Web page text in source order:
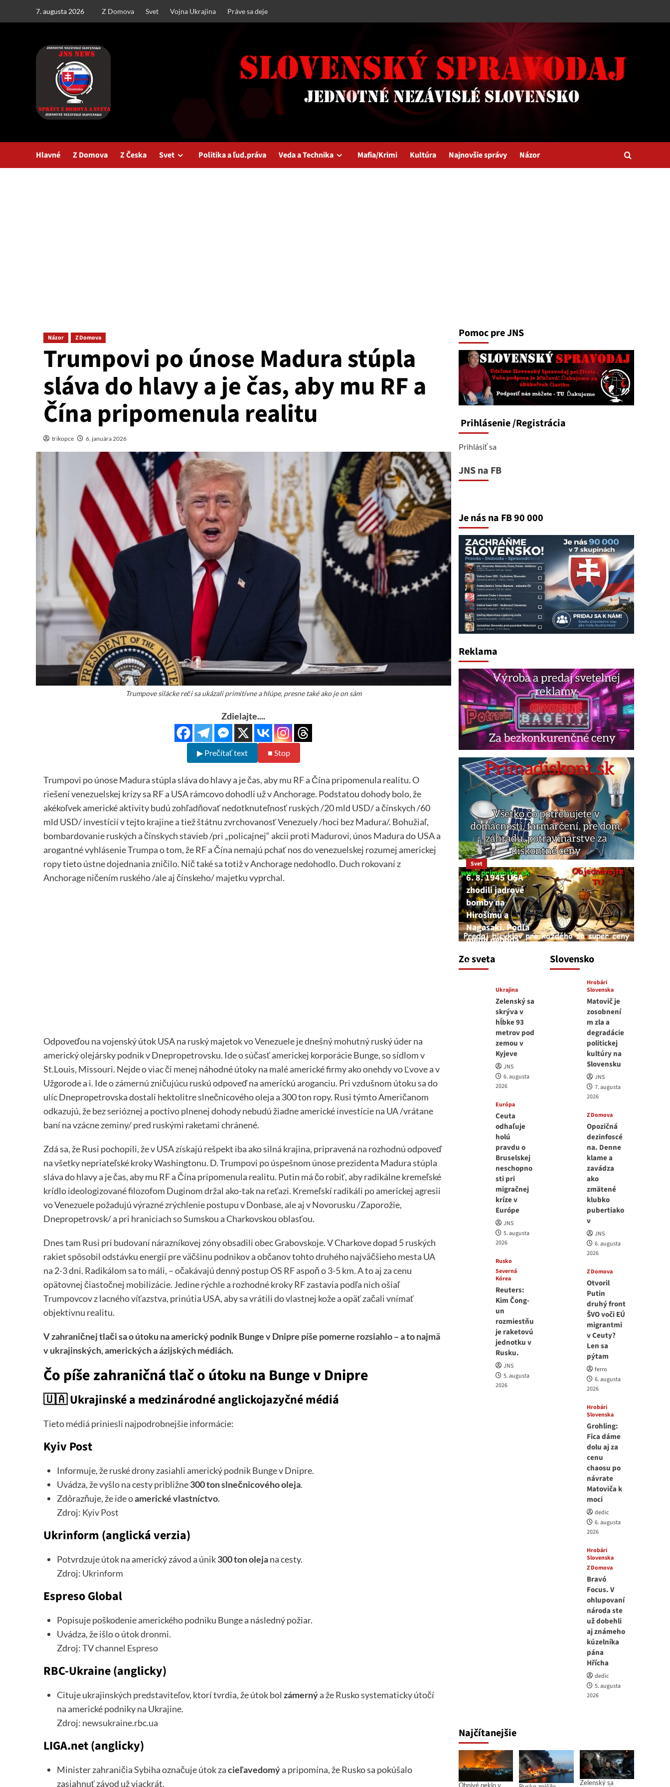
7. augusta 2026 Z Domova Svet Vojna Ukrajina Práve sa deje
Hlavné Z Domova Z Česka Svet Politika a ľud.práva Veda a Technika Mafia/Krimi Kultúra Najnovšie správy Názor
Názor Z Domova
Trumpovi po únose Madura stúpla
sláva do hlavy a je čas, aby mu RF a
Čína pripomenula realitu
trikopce 6. januára 2026
Trumpove silácke reči sa ukázali primitívne a hlúpe, presne také ako je on sám
Zdielajte....
▶ Prečítať text ■ Stop
Trumpovi po únose Madura stúpla sláva do hlavy a je čas, aby mu RF a Čína pripomenula realitu. O
riešení venezuelskej krízy sa RF a USA rámcovo dohodli už v Anchorage. Podstatou dohody bolo, že
akékoľvek americké aktivity budú zohľadňovať nedotknuteľnosť ruských /20 mld USD/ a čínskych /60
mld USD/ investícií v tejto krajine a tiež štátnu zvrchovanosť Venezuely /hoci bez Madura/. Bohužiaľ,
bombardovanie ruských a čínskych stavieb /pri „policajnej“ akcii proti Madurovi, únos Madura do USA a
arogantné vyhlásenie Trumpa o tom, že RF a Čína nemajú pchať nos do venezuelskej rozumej americkej
ropy tieto ústne dojednania zničilo. Nič také sa totiž v Anchorage nedohodlo. Duch rokovaní z
Anchorage ničením ruského /ale aj čínskeho/ majetku vyprchal.
Odpoveďou na vojenský útok USA na ruský majetok vo Venezuele je dnešný mohutný ruský úder na
americký olejársky podnik v Dnepropetrovsku. Ide o súčasť americkej korporácie Bunge, so sídlom v
St.Louis, Missouri. Nejde o viac či menej náhodné útoky na malé americké firmy ako onehdy vo Ľvove a v
Užgorode a i. Ide o zámernú zničujúcu ruskú odpoveď na americkú aroganciu. Pri vzdušnom útoku sa do
ulíc Dnepropetrovska dostali hektolitre slnečnicového oleja a 300 ton ropy. Rusi týmto Američanom
odkazujú, že bez serióznej a poctivo plnenej dohody nebudú žiadne americké investície na UA /vrátane
baní na vzácne zeminy/ pred ruskými raketami chránené.
Zdá sa, že Rusi pochopili, že v USA získajú rešpekt iba ako silná krajina, pripravená na rozhodnú odpoveď
na všetky nepriateľské kroky Washingtonu. D. Trumpovi po úspešnom únose prezidenta Madura stúpla
sláva do hlavy a je čas, aby mu RF a Čína pripomenula realitu. Putin má čo robiť, aby radikálne kremeľské
krídlo ideologizované filozofom Duginom držal ako-tak na reťazi. Kremeľskí radikáli po americkej agresii
vo Venezuele požadujú výrazné zrýchlenie postupu v Donbase, ale aj v Novorusku /Zaporožie,
Dnepropetrovsk/ a pri hraniciach so Sumskou a Charkovskou oblasťou.
Dnes tam Rusi pri budovaní nárazníkovej zóny obsadili obec Grabovskoje. V Charkove dopad 5 ruských
rakiet spôsobil odstávku energií pre väčšinu podnikov a občanov tohto druhého najväčšieho mesta UA
na 2-3 dni. Radikálom sa to máli, – očakávajú denný postup OS RF aspoň o 3-5 km. A to aj za cenu
opätovnej čiastočnej mobilizácie. Jedine rýchle a rozhodné kroky RF zastavia podľa nich ošiaľ
Trumpovcov z lacného víťazstva, prinútia USA, aby sa vrátili do vlastnej kože a opäť začali vnímať
objektívnu realitu.
V zahraničnej tlači sa o útoku na americký podnik Bunge v Dnipre píše pomerne rozsiahlo – a to najmä
v ukrajinských, amerických a ázijských médiách.
Čo píše zahraničná tlač o útoku na Bunge v Dnipre
🇺🇦Ukrajinské a medzinárodné anglickojazyčné médiá
Tieto médiá priniesli najpodrobnejšie informácie:
Kyiv Post
Informuje, že ruské drony zasiahli americký podnik Bunge v Dnipre.
Uvádza, že vyšlo na cesty približne300 ton slnečnicového oleja.
Zdôrazňuje, že ide oamerické vlastníctvo.
Zdroj: Kyiv Post
Ukrinform (anglická verzia)
Potvrdzuje útok na americký závod a únik300 ton olejana cesty.
Zdroj: Ukrinform
Espreso Global
Popisuje poškodenie amerického podniku Bunge a následný požiar.
Uvádza, že išlo o útok dronmi.
Zdroj:TV channel Espreso
RBC-Ukraine (anglicky)
Cituje ukrajinských predstaviteľov, ktorí tvrdia, že útok bol zámernýa že Rusko systematicky útočí
na americké podniky na Ukrajine.
Zdroj: newsukraine.rbc.ua
LIGA.net (anglicky)
Minister zahraničia Sybiha označuje útok zacieľavedomýa pripomína, že Rusko sa pokúšalo
zasiahnuť závod už viackrát.
Pomoc pre JNS
Prihlásenie/Registrácia
Prihlásiť sa
JNS na FB
Je nás na FB 90 000
Reklama
Zo sveta
Svet
6. 8. 1945 USA
zhodili jadrové
bomby na
Hirošimu a
Nagasaki. Podľa
médií nehoda
6. augusta 2026
Ukrajina
Zelenský sa
skrýva v
hĺbke 93
metrov pod
zemou v
Kyjeve
JNS
6. augusta
2026
Európa
Ceuta
odhaľuje
holú
pravdu o
Bruselskej
neschopno
sti pri
migračnej
kríze v
Európe
JNS
5. augusta
2026
Rusko
Severná
Kórea
Reuters:
Kim Čong-
un
rozmiestňu
je raketovú
jednotku v
Rusku.
JNS
5. augusta
2026
Slovensko
Hrobári
Slovenska
Matovič je
zosobnení
m zla a
degradácie
politickej
kultúry na
Slovensku
JNS
7. augusta
2026
Z Domova
Opozičná
dezinfoscé
na. Denne
klame a
zavádza
ako
zmätené
klubko
pubertiako
v
JNS
6. augusta
2026
Z Domova
Otvoril
Putin
druhý front
ŠVO voči EÚ
migrantmi
v Ceuty?
Len sa
pýtam
ferro
6. augusta
2026
Hrobári
Slovenska
Grohling:
Fica dáme
dolu aj za
cenu
chaosu po
návrate
Matoviča k
moci
dedic
6. augusta
2026
Hrobári
Slovenska
Z Domova
Bravó
Focus. V
ohlupovaní
národa ste
už dobehli
aj známeho
kúzelníka
pána
Hřícha
dedic
5. augusta
2026
Najčítanejšie
Ohnivé peklo v
Zelenský sa